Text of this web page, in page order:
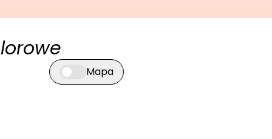
Przełącz widok mapy
Mapa